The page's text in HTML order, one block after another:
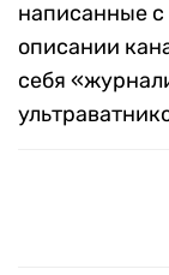
написанные с
описании
себя